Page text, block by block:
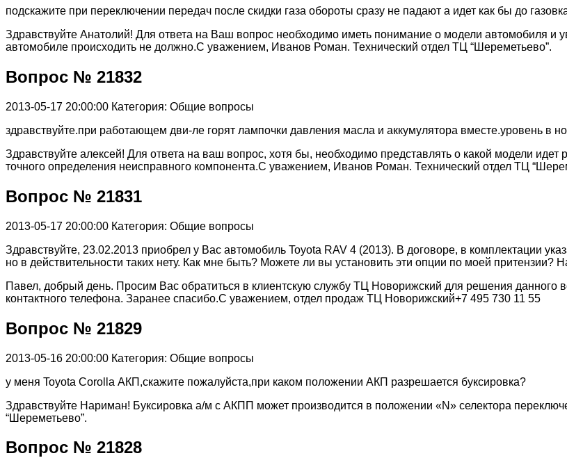
подскажите при переключении передач после скидки газа обороты сразу не падают а идет как бы до
Здравствуйте Анатолий! Для ответа на Ваш вопрос необходимо иметь понимание о модели автомобиля и
автомобиле происходить не должно.С уважением, Иванов Роман. Технический отдел ТЦ “Шереметьево”.
Вопрос № 21832
2013-05-17 20:00:00 Категория: Общие вопросы
здравствуйте.при работающем дви-ле горят лампочки давления масла и аккумулятора вместе.уровень в
Здравствуйте алексей! Для ответа на ваш вопрос, хотя бы, необходимо представлять о какой модели
точного определения неисправного компонента.С уважением, Иванов Роман. Технический отдел ТЦ
Вопрос № 21831
2013-05-17 20:00:00 Категория: Общие вопросы
Здравствуйте, 23.02.2013 приобрел у Вас автомобиль Toyota RAV 4 (2013). В договоре, в комплектации
но в действительности таких нету. Как мне быть? Можете ли вы установить эти опции по моей
Павел, добрый день. Просим Вас обратиться в клиентскую службу ТЦ Новорижский для решения данного
контактного телефона. Заранее спасибо.С уважением, отдел продаж ТЦ Новорижский+7 495 730 11 55
Вопрос № 21829
2013-05-16 20:00:00 Категория: Общие вопросы
у меня Toyota Corolla АКП,скажите пожалуйста,при каком положении АКП разрешается буксировка?
Здравствуйте Нариман! Буксировка а/м с АКПП может производится в положении «N» селектора
“Шереметьево”.
Вопрос № 21828